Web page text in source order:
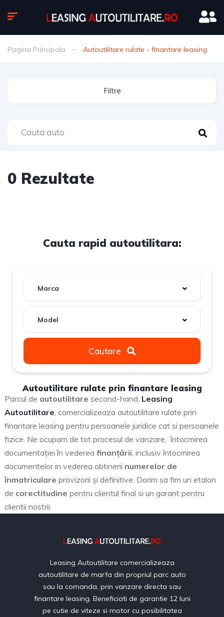
Pagina Principala Autoutilitare rulate - finantare leasing
Filtre
0 Rezultate
Cauta rapid autoutilitara:
Marca
Model
Cautare
Autoutilitare rulate prin finantare leasing
Parcul de autoutilitare second-hand, Leasing
Autoutilitare, comercializeaza autoutilitare rulate prin
finantare leasing pentru persoanele juridice cat si persoanele
fizice. Ne ocupam de tot procesul de vanzare, întocmirea
documentaţiei în vederea finanţării, inclusiv întocmirea
documentelor in vederea obtinerii numerelor de
înmatriculare provizorii şi definitive. Dorim sa fim un etalon
de corectitudine pentru clientul final si un garant pentru
clientii nostrii.
Leasing Autoutilitare comercializeaza
autoutilitare de marfa din propriul parc auto
sau la comanda, prin vanzare directa sau
finantare leasing. Beneficiati de garantie 12 luni
pe cutie de viteze si motor cu posibilitatea